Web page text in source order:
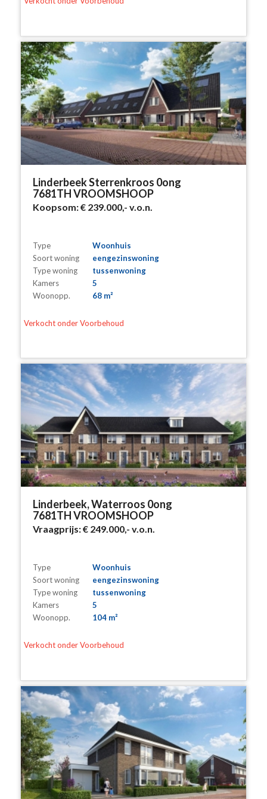
Linderbeek Sterrenkroos 0ong
7681TH VROOMSHOOP
Koopsom:€ 239.000,- v.o.n.
Type
Woonhuis
Soort woning
eengezinswoning
Type woning
tussenwoning
Kamers
5
Woonopp.
68 m²
Verkocht onder Voorbehoud
Linderbeek, Waterroos 0ong
7681TH VROOMSHOOP
Vraagprijs:€ 249.000,- v.o.n.
Type
Woonhuis
Soort woning
eengezinswoning
Type woning
tussenwoning
Kamers
5
Woonopp.
104 m²
Verkocht onder Voorbehoud